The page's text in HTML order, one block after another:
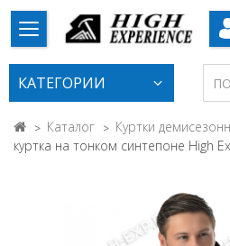
КАТЕГОРИИ
Каталог Куртки
куртка на тонком синтепоне High